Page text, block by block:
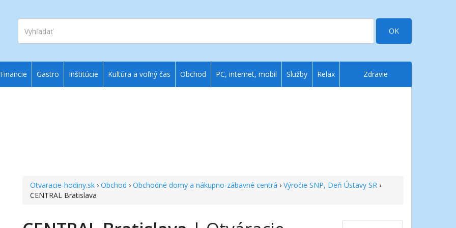
Vyhľadať
OK
Otvaracie-hodiny.sk ›Obchod ›Obchodné domy a nákupno-zábavné centrá ›Výročie SNP, Deň Ústavy SR ›
CENTRAL Bratislava
Financie Gastro Inštitúcie Kultúra a voľný čas Obchod PC, internet, mobil Služby Relax Zdravie